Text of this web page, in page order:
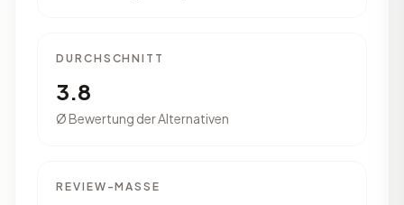
DURCHSCHNITT
3.8
Ø Bewertung der Alternativen
REVIEW-MASSE